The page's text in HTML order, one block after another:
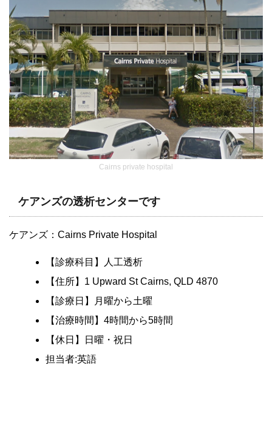
Cairns private hospital
ケアンズの透析センターです
ケアンズ：Cairns Private Hospital
【診療科目】人工透析
【住所】1 Upward St Cairns, QLD 4870
【診療日】月曜から土曜
【治療時間】4時間から5時間
【休日】日曜・祝日
担当者:英語